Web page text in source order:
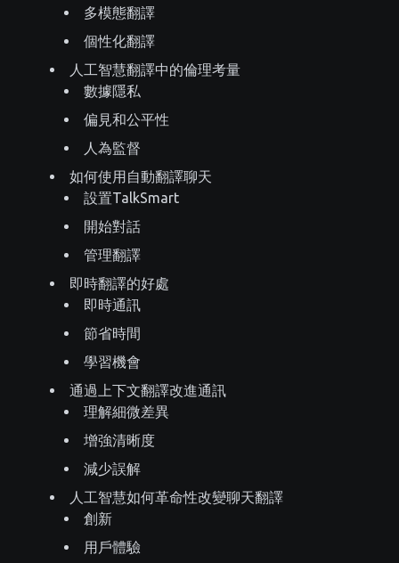
多模態翻譯
個性化翻譯
人工智慧翻譯中的倫理考量
數據隱私
偏見和公平性
人為監督
如何使用自動翻譯聊天
設置TalkSmart
開始對話
管理翻譯
即時翻譯的好處
即時通訊
節省時間
學習機會
通過上下文翻譯改進通訊
理解細微差異
增強清晰度
減少誤解
人工智慧如何革命性改變聊天翻譯
創新
用戶體驗